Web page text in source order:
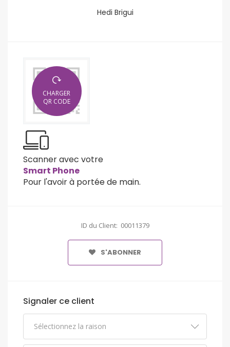
Hedi Brigui
CHARGER
QR CODE
Scanner avec votre
Smart Phone
Pour l'avoir à portée de main.
ID du Client: 00011379
S'ABONNER
Signaler ce client